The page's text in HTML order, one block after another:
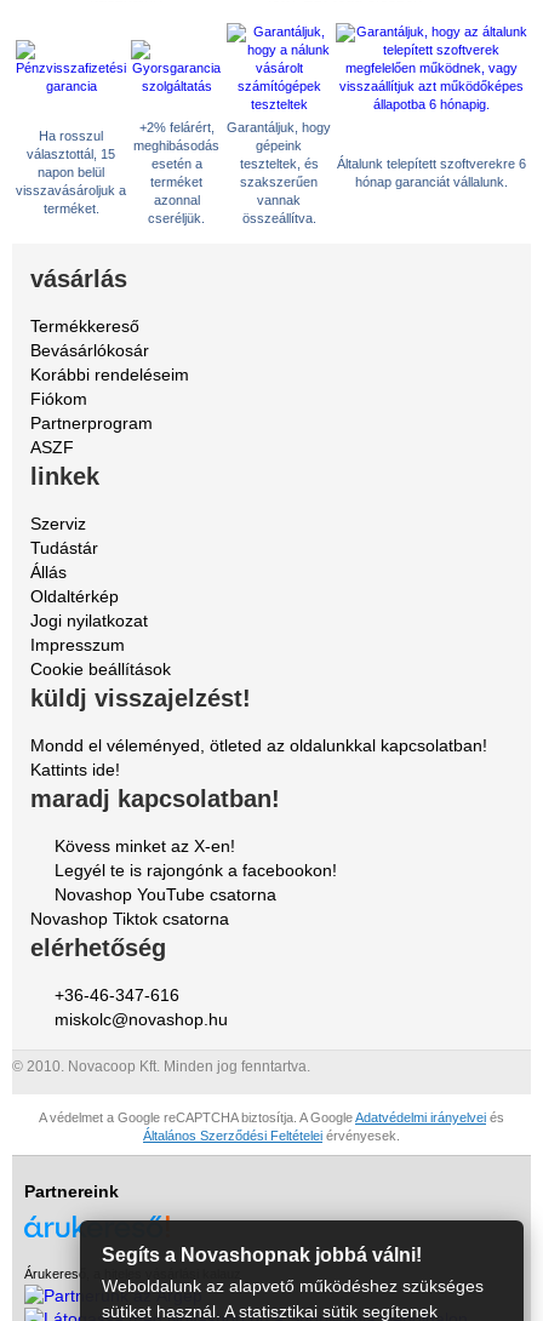
Ha rosszul
választottál, 15
napon belül
visszavásároljuk a
terméket.
+2% felárért,
meghibásodás
esetén a
terméket
azonnal
cseréljük.
Garantáljuk, hogy
gépeink
teszteltek, és
szakszerűen
vannak
összeállítva.
Általunk telepített szoftverekre 6
hónap garanciát vállalunk.
vásárlás
Termékkereső
Bevásárlókosár
Korábbi rendeléseim
Fiókom
Partnerprogram
ASZF
linkek
Szerviz
Tudástár
Állás
Oldaltérkép
Jogi nyilatkozat
Impresszum
Cookie beállítások
küldj visszajelzést!
Mondd el véleményed, ötleted az oldalunkkal kapcsolatban!
Kattints ide!
maradj kapcsolatban!
Kövess minket az X-en!
Legyél te is rajongónk a facebookon!
Novashop YouTube csatorna
Novashop Tiktok csatorna
elérhetőség
+36-46-347-616
miskolc@novashop.hu
© 2010. Novacoop Kft. Minden jog fenntartva.
A védelmet a Google reCAPTCHA biztosítja. A GoogleAdatvédelmi irányelvei és
Általános Szerződési Feltételei érvényesek.
Partnereink
Árukereső, a hiteles vásárlási kalauz
Segíts a Novashopnak jobbá válni!
Weboldalunk az alapvető működéshez szükséges
sütiket használ. A statisztikai sütik segítenek